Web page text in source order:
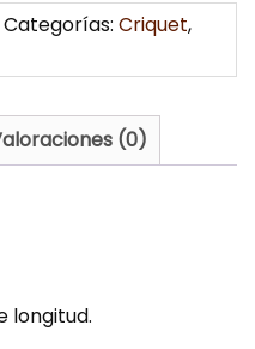
Categorías: Criquet,
(0)
longitud.